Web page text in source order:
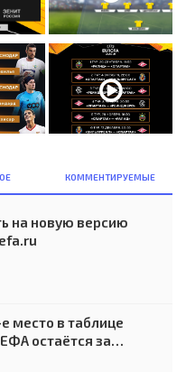
КОММЕНТИРУЕМЫЕ
на новую версию
место в таблице
остаётся за